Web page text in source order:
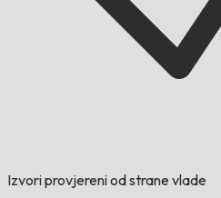
Izvori provjereni od strane vlade